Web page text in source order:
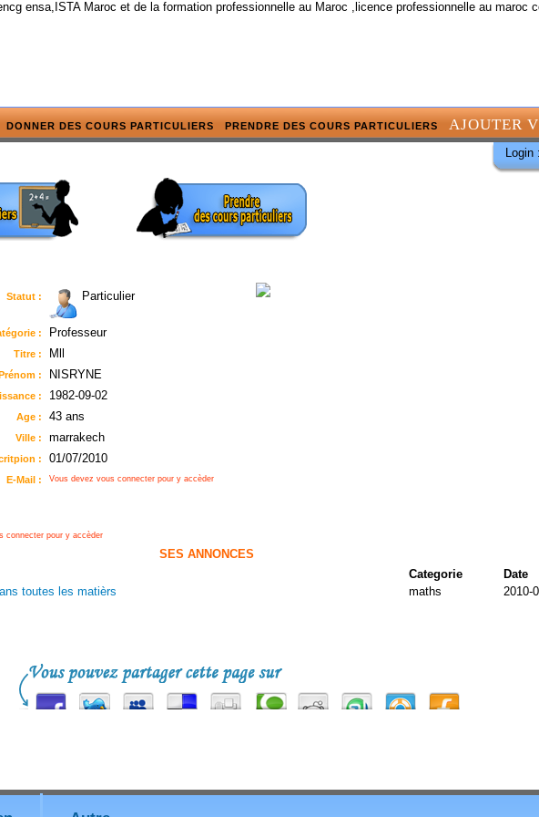
ensa,ISTA Maroc et de la formation professionnelle au Maroc ,licence professionnelle au maroc
DONNER DES COURS PARTICULIERS PRENDRE DES COURS PARTICULIERS AJOUTER
Login :
Statut : Particulier
: Professeur
Titre : Mll
: NISRYNE
: 1982-09-02
Age : 43 ans
Ville : marrakech
: 01/07/2010
E-Mail : Vous devez vous connecter pour y accèder
connecter pour y accèder
SES ANNONCES
Categorie
Date
toutes les matièrs
maths 2010-